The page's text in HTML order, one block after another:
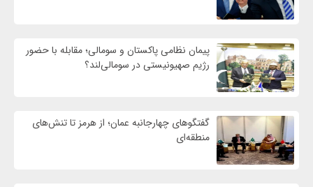
پیمان نظامی پاکستان و سومالی؛ مقابله با حضور
رژيم صهیونیستی در سومالی‌لند؟
گفتگوهای چهارجانبه عمان؛ از هرمز تا تنش‌های
منطقه‌ای